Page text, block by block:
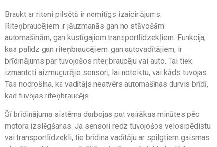
Braukt ar riteni pilsētā ir nemitīgs izaicinājums.
Riteņbraucējiem ir jāuzmanās gan no stāvošām
automašīnām, gan kustīgajiem transportlīdzekļiem. Funkcija,
kas palīdz gan riteņbraucējiem, gan autovadītājiem, ir
brīdinājums par tuvojošos riteņbraucēju vai auto. Tai tiek
izmantoti aizmugurējie sensori, lai noteiktu, vai kāds tuvojas.
Tas nodrošina, ka vadītājs neatvērs automašīnas durvis brīdī,
kad tuvojas riteņbraucējs.
Šī brīdinājuma sistēma darbojas pat vairākas minūtes pēc
motora izslēgšanas. Ja sensori redz tuvojošos velosipēdistu
vai transportlīdzekli, tie brīdina vadītāju ar spilgtiem gaismas